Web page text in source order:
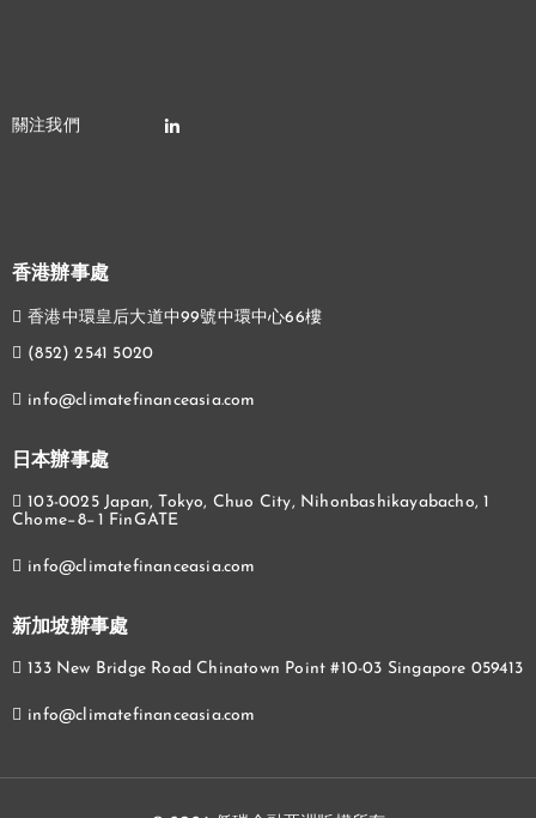
香港辦事處
香港中環皇后大道中99號中環中心66樓
(852) 2541 5020
info@climatefinanceasia.com
日本辦事處
103-0025 Japan, Tokyo, Chuo City, Nihonbashikayabacho, 1
Chome−8−1 FinGATE
info@climatefinanceasia.com
新加坡辦事處
133 New Bridge Road Chinatown Point #10-03 Singapore 059413
info@climatefinanceasia.com